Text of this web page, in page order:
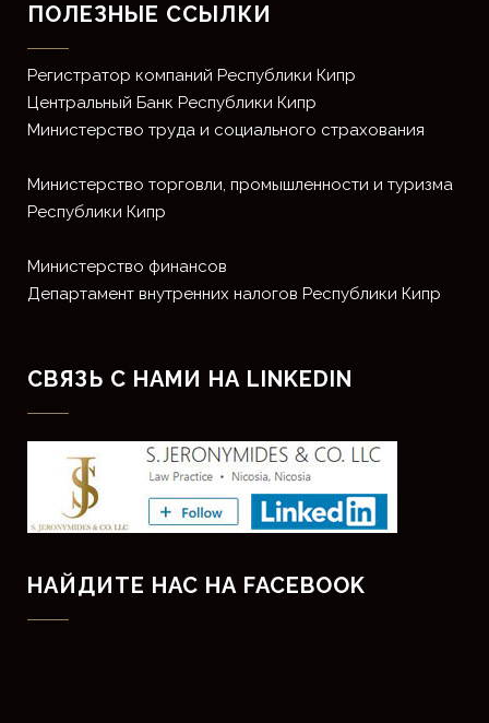
ПОЛЕЗНЫЕ ССЫЛКИ
Регистратор компаний Республики Кипр
Центральный Банк Республики Кипр
Министерство труда и социального страхования
Министерство торговли, промышленности и туризма
Республики Кипр
Министерство финансов
Департамент внутренних налогов Республики Кипр
СВЯЗЬ С НАМИ НА LINKEDIN
НАЙДИТЕ НАС НА FACEBOOK